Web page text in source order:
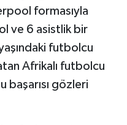
formasıyla
ve 6 asistlik bir
futbolcu
Afrikalı futbolcu
başarısı gözleri